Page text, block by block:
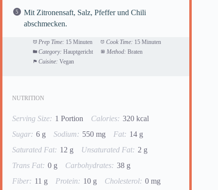
Mit Zitronensaft, Salz, Pfeffer und Chili
abschmecken.
Prep Time: 15 Minuten Cook Time: 15 Minuten
Category: Hauptgericht Method: Braten
Cuisine: Vegan
NUTRITION
Serving Size: 1 Portion Calories: 320 kcal
Sugar: 6 g Sodium: 550 mg Fat: 14 g
Saturated Fat: 12 g Unsaturated Fat: 2 g
Trans Fat: 0 g Carbohydrates: 38 g
Fiber: 11 g Protein: 10 g Cholesterol: 0 mg